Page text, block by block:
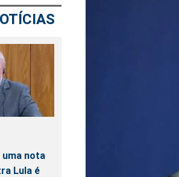
uma nota
Lula é